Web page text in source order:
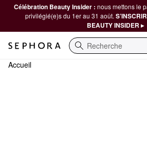
Célébration Beauty Insider : nous mettons le
privilégié(e)s du 1er au 31 août.
BEAUTY INSIDER ▸
Recherche
Accueil